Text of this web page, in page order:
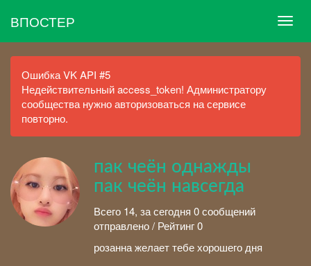
ВПОСТЕР
Ошибка VK API #5
Недействительный access_token! Администратору
сообщества нужно авторизоваться на сервисе
повторно.
пак чеён однажды
пак чеён навсегда
Всего 14, за сегодня 0 сообщений
отправлено / Рейтинг 0
розанна желает тебе хорошего дня